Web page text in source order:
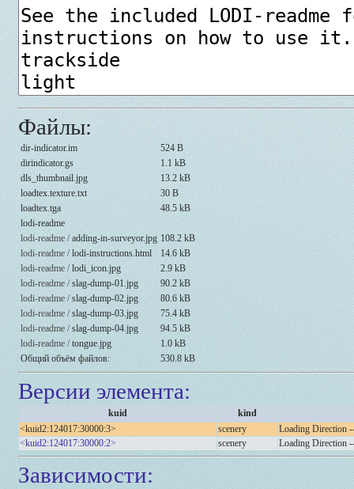
Файлы:
dir-indicator.im
524 B
dirindicator.gs
1.1 kB
dls_thumbnail.jpg
13.2 kB
loadtex.texture.txt
30 B
loadtex.tga
48.5 kB
lodi-readme
lodi-readme /adding-in-surveyor.jpg 108.2 kB
lodi-readme /lodi-instructions.html
14.6 kB
lodi-readme /lodi_icon.jpg
2.9 kB
lodi-readme /slag-dump-01.jpg
90.2 kB
lodi-readme /slag-dump-02.jpg
80.6 kB
lodi-readme /slag-dump-03.jpg
75.4 kB
lodi-readme /slag-dump-04.jpg
94.5 kB
lodi-readme /tongue.jpg
1.0 kB
Общий объём файлов:
530.8 kB
Версии элемента:
kuid
kind
<kuid2:124017:30000:3>
scenery
Loading Direction
<kuid2:124017:30000:2>
scenery Loading Direction
Зависимости: